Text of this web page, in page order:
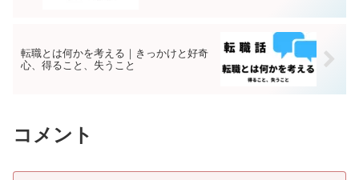
転職とは何かを考える｜きっかけと好奇
心、得ること、失うこと
コメント